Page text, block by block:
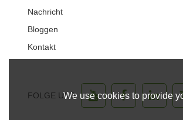
Nachricht
Bloggen
Kontakt
FOLGE UNSWe use cookies to provide